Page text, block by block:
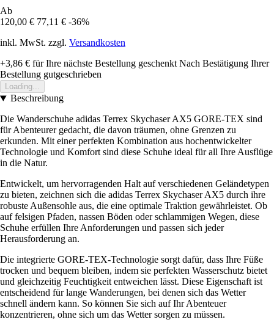
Ab
120,00 € 77,11 € -36%
inkl. MwSt. zzgl. Versandkosten
+3,86 € für Ihre nächste Bestellung geschenkt Nach Bestätigung Ihrer
Bestellung gutgeschrieben
Loading...
Beschreibung
Die Wanderschuhe adidas Terrex Skychaser AX5 GORE-TEX sind
für Abenteurer gedacht, die davon träumen, ohne Grenzen zu
erkunden. Mit einer perfekten Kombination aus hochentwickelter
Technologie und Komfort sind diese Schuhe ideal für all Ihre Ausflüge
in die Natur.
Entwickelt, um hervorragenden Halt auf verschiedenen Geländetypen
zu bieten, zeichnen sich die adidas Terrex Skychaser AX5 durch ihre
robuste Außensohle aus, die eine optimale Traktion gewährleistet. Ob
auf felsigen Pfaden, nassen Böden oder schlammigen Wegen, diese
Schuhe erfüllen Ihre Anforderungen und passen sich jeder
Herausforderung an.
Die integrierte GORE-TEX-Technologie sorgt dafür, dass Ihre Füße
trocken und bequem bleiben, indem sie perfekten Wasserschutz bietet
und gleichzeitig Feuchtigkeit entweichen lässt. Diese Eigenschaft ist
entscheidend für lange Wanderungen, bei denen sich das Wetter
schnell ändern kann. So können Sie sich auf Ihr Abenteuer
konzentrieren, ohne sich um das Wetter sorgen zu müssen.